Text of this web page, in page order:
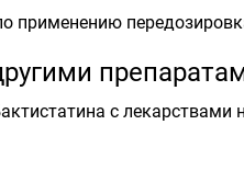
применению
с лекарствами